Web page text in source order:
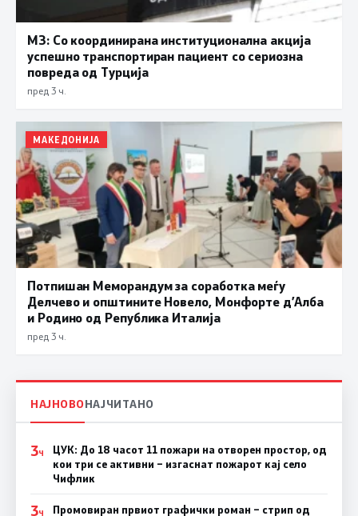
МЗ: Со координирана институционална акција
успешно транспортиран пациент со сериозна
повреда од Турција
пред 3 ч.
МАКЕДОНИЈА
Потпишан Меморандум за соработка меѓу
Делчево и општините Новело, Монфорте д’Алба
и Родино од Република Италија
пред 3 ч.
НАЈНОВОНАЈЧИТАНО
3Ч
ЦУК: До 18 часот 11 пожари на отворен простор, од
кои три се активни – изгаснат пожарот кај село
Чифлик
3Ч
Промовиран првиот графички роман – стрип од